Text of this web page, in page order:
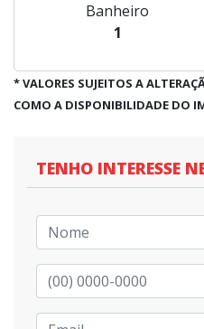
Banheiro
1
* VALORES SUJEITOS A
COMO A DISPONIBILIDADE DO
TENHO INTERESSE